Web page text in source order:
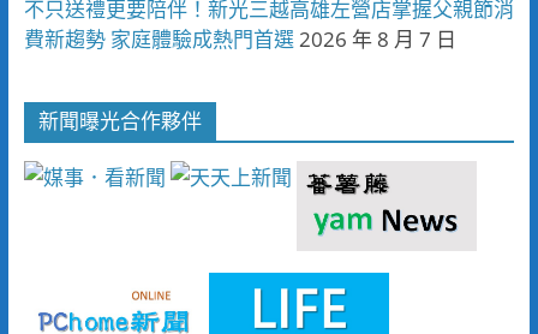
不只送禮更要陪伴！新光三越高雄左營店掌握父親節消
費新趨勢 家庭體驗成熱門首選2026 年 8 月 7 日
新聞曝光合作夥伴